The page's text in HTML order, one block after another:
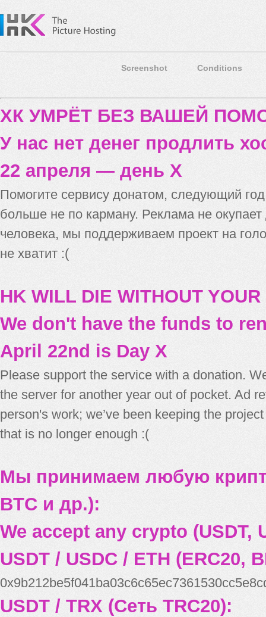
Screenshot Conditions
ХК УМРЁТ БЕЗ ВАШЕЙ
У нас нет денег продлить
22 апреля — день X
Помогите сервису донатом, следующий
больше не по карману. Реклама не
человека, мы поддерживаем проект на
не хватит :(
HK WILL DIE WITHOUT
We don't have the funds to
April 22nd is Day X
Please support the service with a donation.
the server for another year out of pocket. Ad
person's work; we’ve been keeping the
that is no longer enough :(
Мы принимаем любую
BTC и др.):
We accept any crypto (USDT,
USDT / USDC / ETH (ERC20,
USDT / TRX (Сеть TRC20):